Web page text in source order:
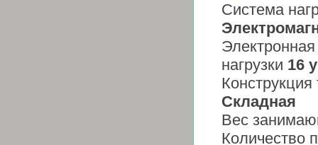
Система
нагрузки 16
Cкладная
Вес
Количество